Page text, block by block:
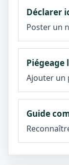
Déclarer
Poster un
Piégeage
Ajouter un
Guide